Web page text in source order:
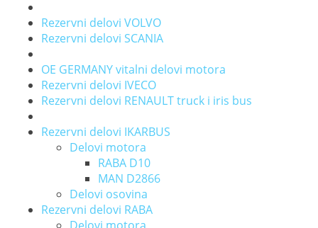
Rezervni delovi VOLVO
Rezervni delovi SCANIA
OE GERMANY vitalni delovi motora
Rezervni delovi IVECO
Rezervni delovi RENAULT truck i iris bus
Rezervni delovi IKARBUS
Delovi motora
RABA D10
MAN D2866
Delovi osovina
Rezervni delovi RABA